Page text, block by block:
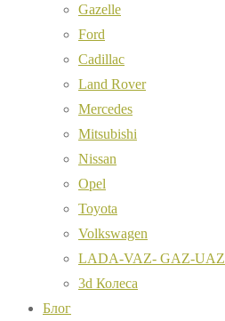
Gazelle
Ford
Cadillac
Land Rover
Mercedes
Mitsubishi
Nissan
Opel
Toyota
Volkswagen
LADA-VAZ- GAZ-UAZ
3d Колеса
Блог